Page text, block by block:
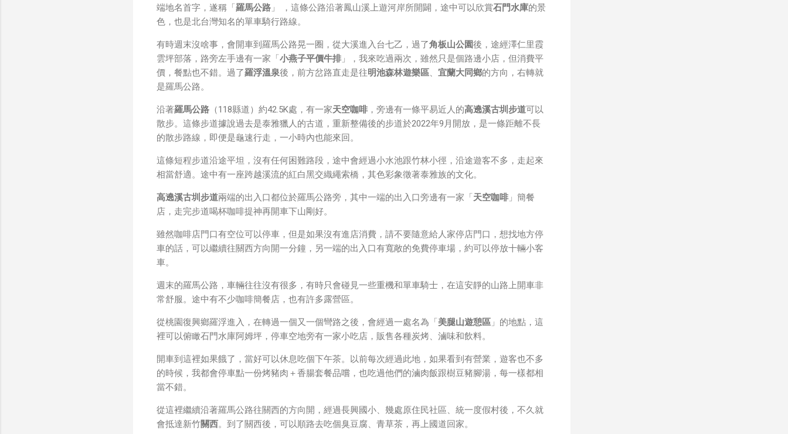
能是透過 WiFi P2P 或 WiFi SoftAP 的方式去做串流（確實 Meta 的智能眼鏡，在同步媒體
時，會強制要求開啟手機的 WiFi 開關，所以媒體同步應該是靠 WiFi 通道做的），而去年初
秒級傳完，從眼鏡端將媒體串流到手機端更是不用說的順暢，而且當時我們的媒體串流還是以
未經編碼的方式傳透過 Socket 直接傳輸的（這表示傳輸時所需的頻寬會更大，功耗據說也較
大）。 後來因為 ...
端地名首字，遂稱「 羅馬公路 」 ，這條公路沿著鳳山溪上遊河岸所開闢，途中可以欣賞石門水庫的景
色，也是北台灣知名的單車騎行路線。
有時週末沒啥事，會開車到羅馬公路晃一圈，從大溪進入台七乙，過了角板山公園後，途經澤仁里霞
雲坪部落，路旁左手邊有一家「 小燕子平價牛排 」，我來吃過兩次，雖然只是個路邊小店，但消費平
價，餐點也不錯。過了羅浮溫泉後，前方岔路直走是往明池森林遊樂區、 宜蘭大同鄉的方向，右轉就
是羅馬公路。
沿著羅馬公路 （118縣道）約42.5K處，有一家天空咖啡 ，旁邊有一條平易近人的高遶溪古圳步道可以
散步。這條步道據說過去是泰雅獵人的古道，重新整備後的步道於2022年9月開放，是一條距離不長
的散步路線，即便是龜速行走，一小時內也能來回。
這條短程步道沿途平坦，沒有任何困難路段，途中會經過小水池跟竹林小徑，沿途遊客不多，走起來
相當舒適。途中有一座跨越溪流的紅白黑交織繩索橋，其色彩象徵著泰雅族的文化。
高遶溪古圳步道兩端的出入口都位於羅馬公路旁，其中一端的出入口旁邊有一家「 天空咖啡 」簡餐
店，走完步道喝杯咖啡提神再開車下山剛好。
雖然咖啡店門口有空位可以停車，但是如果沒有進店消費，請不要隨意給人家停店門口，想找地方停
車的話，可以繼續往關西方向開一分鐘，另一端的出入口有寬敞的免費停車場，約可以停放十輛小客
車。
週末的羅馬公路，車輛往往沒有很多，有時只會碰見一些重機和單車騎士，在這安靜的山路上開車非
常舒服。途中有不少咖啡簡餐店，也有許多露營區。
從桃園復興鄉羅浮進入，在轉過一個又一個彎路之後，會經過一處名為「 美腿山遊憩區 」的地點，這
裡可以俯瞰石門水庫阿姆坪，停車空地旁有一家小吃店，販售各種炭烤、滷味和飲料。
開車到這裡如果餓了，當好可以休息吃個下午茶。以前每次經過此地，如果看到有營業，遊客也不多
的時候，我都會停車點一份烤豬肉＋香腸套餐品嚐，也吃過他們的滷肉飯跟樹豆豬腳湯，每一樣都相
當不錯。
從這裡繼續沿著羅馬公路往關西的方向開，經過長興國小、幾處原住民社區、統一度假村後，不久就
會抵達新竹關西。到了關西後，可以順路去吃個臭豆腐、青草茶，再上國道回家。